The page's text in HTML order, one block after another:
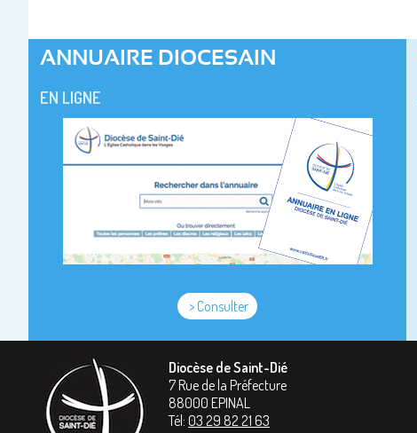
ANNUAIRE DIOCESAIN
EN LIGNE
> Consulter
Diocèse de Saint-Dié
7 Rue de la Préfecture
88000 EPINAL
Tél: 03 29 82 21 63